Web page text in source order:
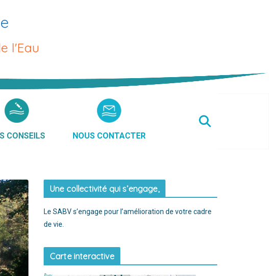
l'Eau
CONSEILS NOUS CONTACTER
Une collectivité qui s’engage,
Le SABV s’engage pour l’amélioration de votre cadre
de vie.
Carte interactive